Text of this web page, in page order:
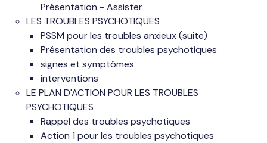
Présentation - Assister
LES TROUBLES PSYCHOTIQUES
PSSM pour les troubles anxieux (suite)
Présentation des troubles psychotiques
signes et symptômes
interventions
LE PLAN D'ACTION POUR LES TROUBLES
PSYCHOTIQUES
Rappel des troubles psychotiques
Action 1 pour les troubles psychotiques